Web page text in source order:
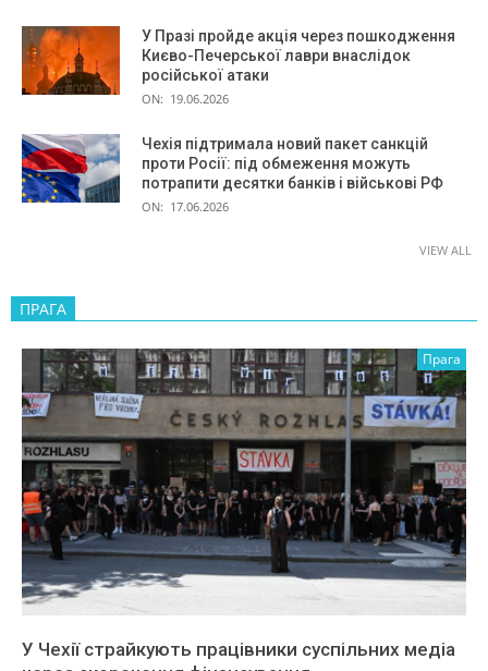
У Празі пройде акція через пошкодження
Києво-Печерської лаври внаслідок
російської атаки
ON: 19.06.2026
Чехія підтримала новий пакет санкцій
проти Росії: під обмеження можуть
потрапити десятки банків і військові РФ
ON: 17.06.2026
VIEW ALL
ПРАГА
Прага
У Чехії страйкують працівники суспільних медіа